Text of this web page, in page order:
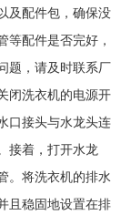
及配件包，确保没
等配件是否完好，
题，请及时联系厂
闭洗衣机的电源开
口接头与水龙头连
接着，打开水龙
。将洗衣机的排水
且稳固地设置在排